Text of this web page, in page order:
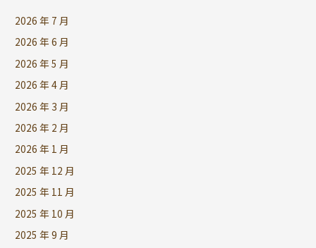
2026 年 7 月
2026 年 6 月
2026 年 5 月
2026 年 4 月
2026 年 3 月
2026 年 2 月
2026 年 1 月
2025 年 12 月
2025 年 11 月
2025 年 10 月
2025 年 9 月